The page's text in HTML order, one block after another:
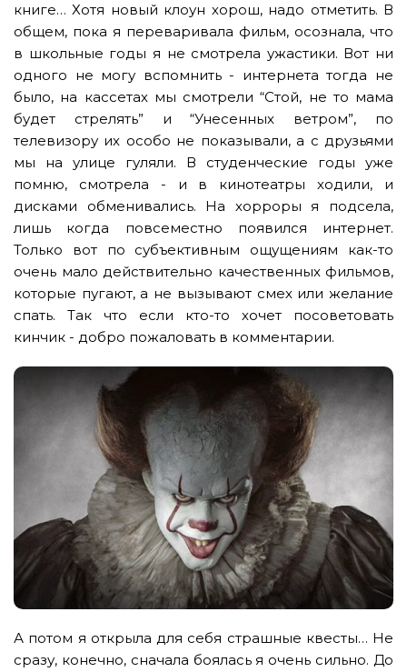
книге… Хотя новый клоун хорош, надо отметить. В
общем, пока я переваривала фильм, осознала, что
в школьные годы я не смотрела ужастики. Вот ни
одного не могу вспомнить - интернета тогда не
было, на кассетах мы смотрели “Стой, не то мама
будет стрелять” и “Унесенных ветром”, по
телевизору их особо не показывали, а с друзьями
мы на улице гуляли. В студенческие годы уже
помню, смотрела - и в кинотеатры ходили, и
дисками обменивались. На хорроры я подсела,
лишь когда повсеместно появился интернет.
Только вот по субъективным ощущениям как-то
очень мало действительно качественных фильмов,
которые пугают, а не вызывают смех или желание
спать. Так что если кто-то хочет посоветовать
кинчик - добро пожаловать в комментарии.
А потом я открыла для себя страшные квесты… Не
сразу, конечно, сначала боялась я очень сильно. До